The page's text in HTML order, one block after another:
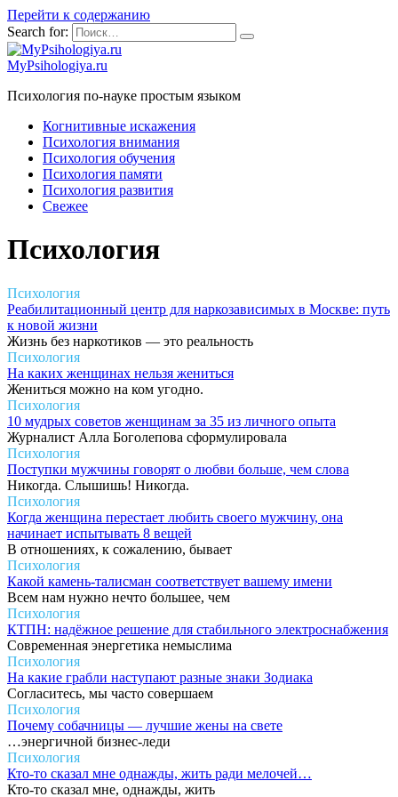
Перейти к содержанию
Search for:
MyPsihologiya.ru
Психология по-науке простым языком
Когнитивные искажения
Психология внимания
Психология обучения
Психология памяти
Психология развития
Свежее
Психология
Психология
Реабилитационный центр для наркозависимых в Москве: путь
к новой жизни
Жизнь без наркотиков — это реальность
Психология
На каких женщинах нельзя жениться
Жениться можно на ком угодно.
Психология
10 мудрых советов женщинам за 35 из личного опыта
Журналист Алла Боголепова сформулировала
Психология
Поступки мужчины говорят о любви больше, чем слова
Никогда. Слышишь! Никогда.
Психология
Когда женщина перестает любить своего мужчину, она
начинает испытывать 8 вещей
В отношениях, к сожалению, бывает
Психология
Какой камень-талисман соответствует вашему имени
Всем нам нужно нечто большее, чем
Психология
КТПН: надёжное решение для стабильного электроснабжения
Современная энергетика немыслима
Психология
На какие грабли наступают разные знаки Зодиака
Согласитесь, мы часто совершаем
Психология
Почему собачницы — лучшие жены на свете
…энергичной бизнес-леди
Психология
Кто-то сказал мне однажды, жить ради мелочей…
Кто-то сказал мне, однажды, жить